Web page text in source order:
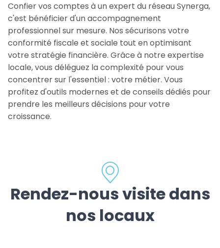
Confier vos comptes à un expert du réseau Synerga,
c'est bénéficier d'un accompagnement
professionnel sur mesure. Nos sécurisons votre
conformité fiscale et sociale tout en optimisant
votre stratégie financière. Grâce à notre expertise
locale, vous déléguez la complexité pour vous
concentrer sur l'essentiel : votre métier. Vous
profitez d'outils modernes et de conseils dédiés pour
prendre les meilleurs décisions pour votre
croissance.
Rendez-nous visite dans
nos locaux